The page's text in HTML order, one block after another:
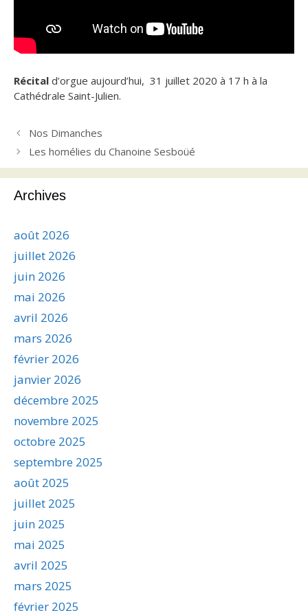
Récital d’orgue aujourd’hui, 31 juillet 2020 à 17 h à la
Cathédrale Saint-Julien.
Nos Dimanches
Les homélies du Chanoine Sesboüé
Archives
août 2026
juillet 2026
juin 2026
mai 2026
avril 2026
mars 2026
février 2026
janvier 2026
décembre 2025
novembre 2025
octobre 2025
septembre 2025
août 2025
juillet 2025
juin 2025
mai 2025
avril 2025
mars 2025
février 2025